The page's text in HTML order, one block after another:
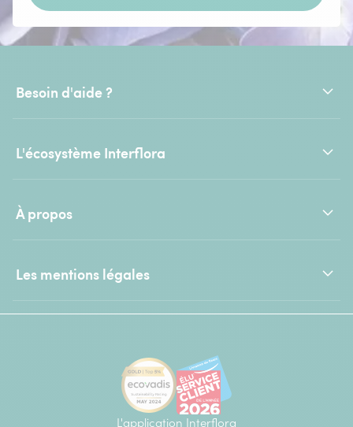
Besoin d'aide ?
L'écosystème Interflora
À propos
Les mentions légales
L'application Interflora